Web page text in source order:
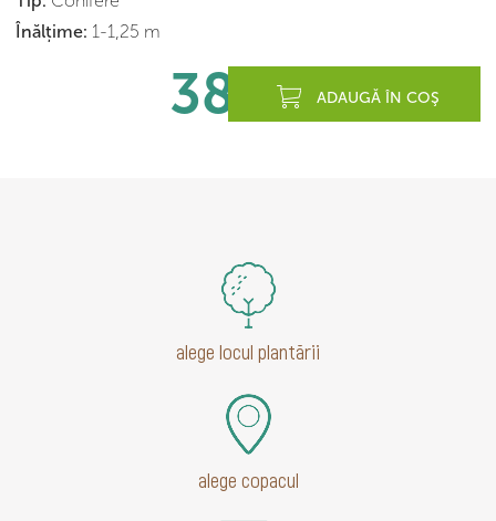
Înălțime: 1-1,25 m
380leiADAUGĂ ÎN COŞ
alege locul plantării
alege copacul